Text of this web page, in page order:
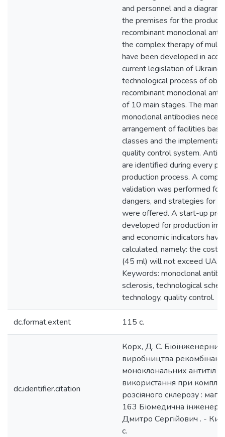
and personnel and a
the premises for the
recombinant monoclonal
the complex therapy of
have been developed in
current legislation of Ukraine.
technological process of
recombinant monoclonal
of 10 main stages. The
monoclonal antibodies
arrangement of facilities
classes and the
quality control system.
are identified during every
production process. A
validation was performed
dangers, and strategies for
were offered. A start-up
developed for production
and economic indicators
calculated, namely: the cost
(45 ml) will not exceed
Keywords: monoclonal
sclerosis, technological
technology, quality control.
dc.format.extent 115 с.
dc.identifier.citation
Корх, Д. С.
виробництва
моноклональних антитіл
використання при
розсіяного склерозу :
163 Біомедична
Дмитро Сергійович . -
с.